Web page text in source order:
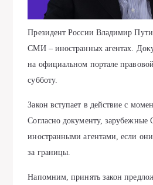
Президент России Владимир
СМИ – иностранных агентах.
на официальном портале
субботу.
Закон вступает в действие с
Согласно документу,
иностранными агентами, если
за границы.
Напомним, принять закон